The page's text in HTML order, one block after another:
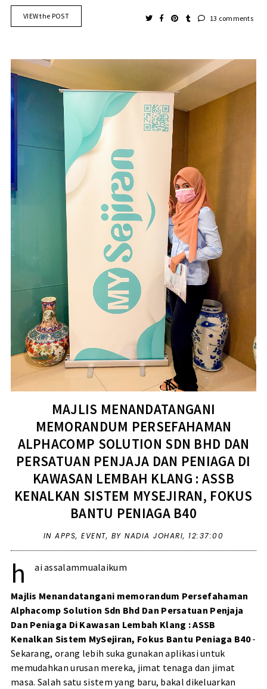
VIEW the POST 13 comments
MAJLIS MENANDATANGANI
MEMORANDUM PERSEFAHAMAN
ALPHACOMP SOLUTION SDN BHD DAN
PERSATUAN PENJAJA DAN PENIAGA DI
KAWASAN LEMBAH KLANG : ASSB
KENALKAN SISTEM MYSEJIRAN, FOKUS
BANTU PENIAGA B40
INAPPS,EVENT, BY NADIA JOHARI, 12:37:00
h ai assalammualaikum
Majlis Menandatangani memorandum Persefahaman
Alphacomp Solution Sdn Bhd Dan Persatuan Penjaja
Dan Peniaga Di Kawasan Lembah Klang : ASSB
Kenalkan Sistem MySejiran, Fokus Bantu Peniaga B40-
Sekarang, orang lebih suka gunakan aplikasi untuk
memudahkan urusan mereka, jimat tenaga dan jimat
masa. Salah satu sistem yang baru, bakal dikeluarkan